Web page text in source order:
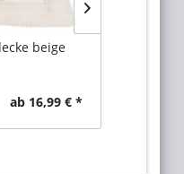
beige
ab 16,99 € *